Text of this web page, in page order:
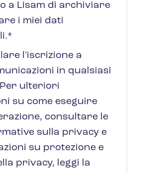
a Lisam di archiviare
i miei dati
*
l'iscrizione a
in qualsiasi
ulteriori
su come eseguire
consultare le
sulla privacy e
su protezione e
privacy, leggi la